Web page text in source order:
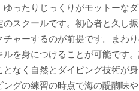
ゆったりじっくりがモットーな
のスクールです。初心者と久し
チャーするのが前提です。まわ
ルを身につけることが可能です
となく自然とダイビング技術が
ングの練習の時点で海の醍醐味